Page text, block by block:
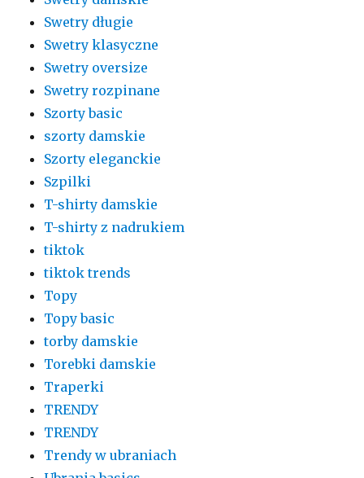
Swetry długie
Swetry klasyczne
Swetry oversize
Swetry rozpinane
Szorty basic
szorty damskie
Szorty eleganckie
Szpilki
T-shirty damskie
T-shirty z nadrukiem
tiktok
tiktok trends
Topy
Topy basic
torby damskie
Torebki damskie
Traperki
TRENDY
TRENDY
Trendy w ubraniach